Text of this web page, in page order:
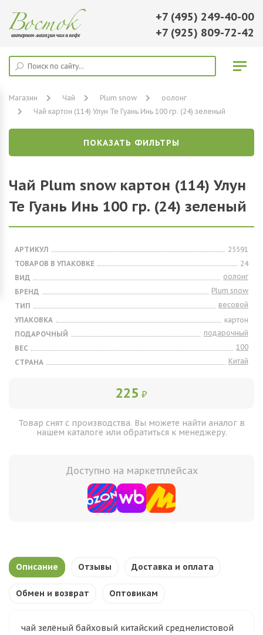
+7 (495) 249-40-00
+7 (925) 809-72-42
Магазин Чай Plum snow
оолонг
Чай картон (114) Улун Те Гуань Инь 100 гр. (24) зеленый
ПОКАЗАТЬ ФИЛЬТРЫ
Чай Plum snow картон (114) Улун
Те Гуань Инь 100 гр. (24) зеленый
АРТИКУЛ
25591
ТОВАРОВ В УПАКОВКЕ
24
ВИД
оолонг
БРЕНД
Plum snow
ТИП
весовой
УПАКОВКА
картон
ПОДАРОЧНЫЙ
подарочный
ВЕС
100
СТРАНА
Китай
225 ₽
Товар снят с производства. Вы можете найти аналог в
нашем каталоге или обратиться к менеджеру.
Доступно на маркетплейсах
Описание Отзывы Доставка и оплата
Обмен и возврат Оптовикам
чай зелёный байховый китайский среднелистовой